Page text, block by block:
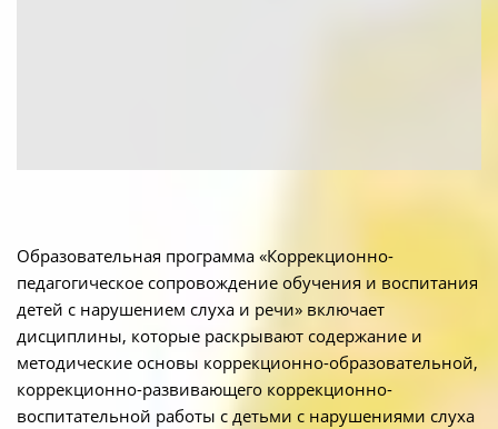
Образовательная программа «Коррекционно-
педагогическое сопровождение обучения и воспитания
детей с нарушением слуха и речи» включает
дисциплины, которые раскрывают содержание и
методические основы коррекционно-образовательной,
коррекционно-развивающего коррекционно-
воспитательной работы с детьми с нарушениями слуха